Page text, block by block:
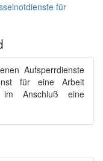
für
Aufsperrdienste
für eine Arbeit
Anschluß eine